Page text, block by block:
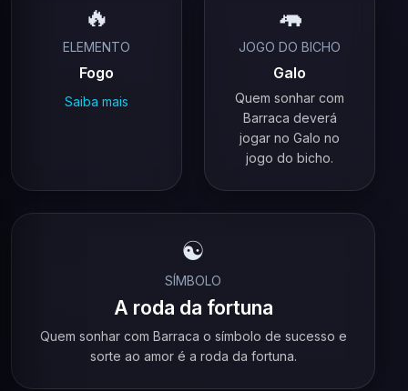
🔥
ELEMENTO
Fogo
Saiba mais
🦛
JOGO DO BICHO
Galo
Quem sonhar com
Barraca deverá
jogar no Galo no
jogo do bicho.
☯️
SÍMBOLO
A roda da fortuna
Quem sonhar com Barraca o símbolo de sucesso e
sorte ao amor é a roda da fortuna.